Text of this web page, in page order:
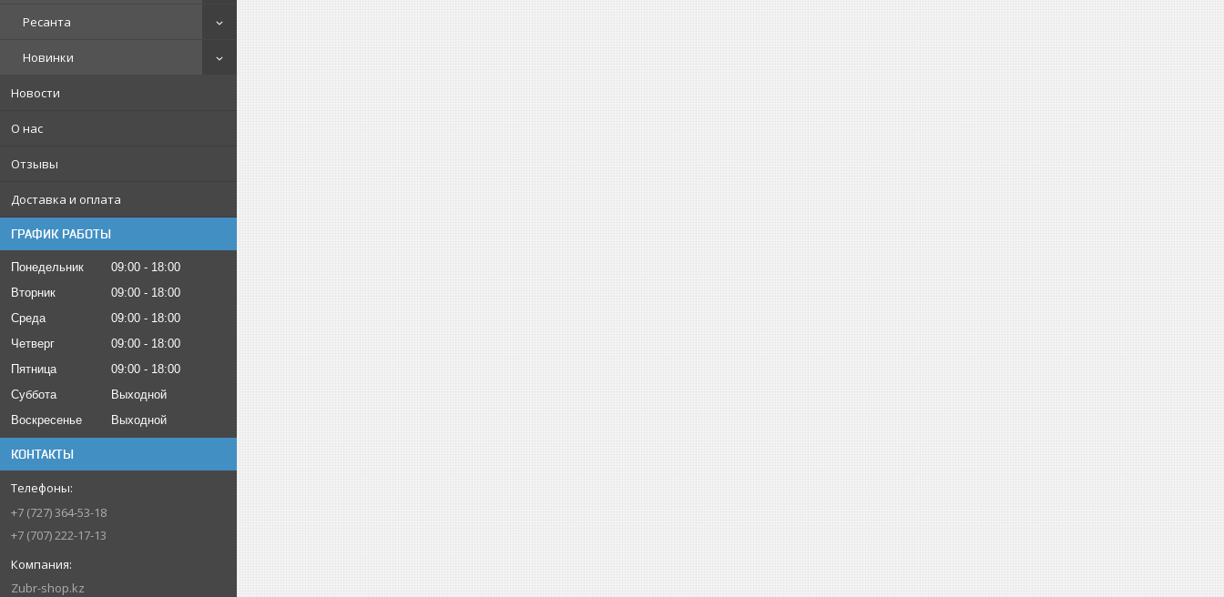
Ресанта
Новинки
Новости
О нас
Отзывы
Доставка и оплата
ГРАФИК РАБОТЫ
Понедельник 09:00
18:00
Вторник
09:00
18:00
Среда
09:00
18:00
Четверг
09:00
18:00
Пятница
09:00
18:00
Суббота
Выходной
Воскресенье
Выходной
КОНТАКТЫ
+7 (727) 364-53-18
+7 (707) 222-17-13
Zubr-shop.kz